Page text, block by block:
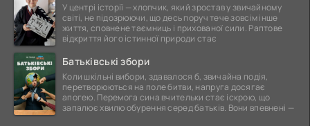
У центрі історії — хлопчик, який зростав у звичайному
світі, не підозрюючи, що десь поруч тече зовсім інше
життя, сповнене таємниць і прихованої сили. Раптове
відкриття його істинної природи стає
Батьківські збори
Коли шкільні вибори, здавалося б, звичайна подія,
перетворюються на поле битви, напруга досягає
апогею. Перемога сина вчительки стає іскрою, що
запалює хвилю обурення серед батьків. Вони впевнені —